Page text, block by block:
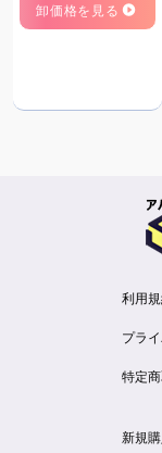
卸価格を見る
利用
プラ
特定
新規